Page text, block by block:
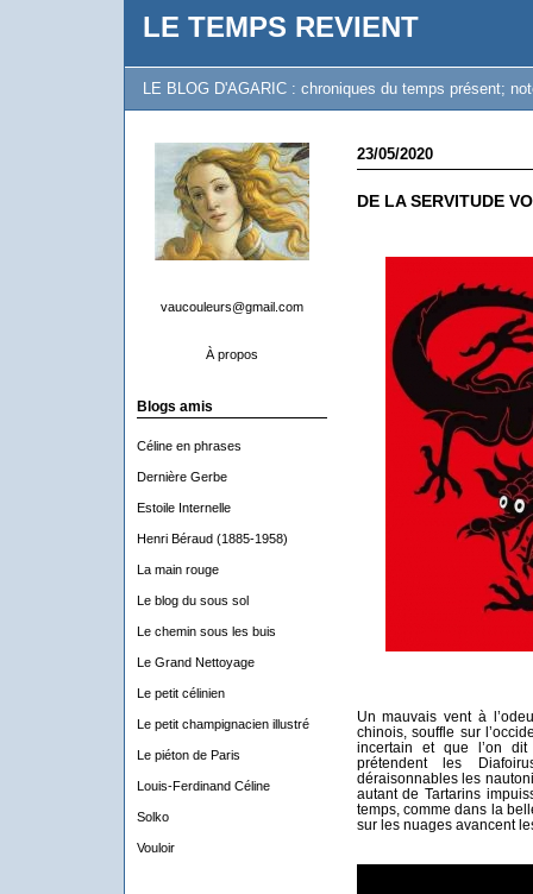
LE TEMPS REVIENT
LE BLOG D'AGARIC : chroniques du temps présent;
vaucouleurs@gmail.com
À propos
Blogs amis
Céline en phrases
Dernière Gerbe
Estoile Internelle
Henri Béraud (1885-1958)
La main rouge
Le blog du sous sol
Le chemin sous les buis
Le Grand Nettoyage
Le petit célinien
Le petit champignacien illustré
Le piéton de Paris
Louis-Ferdinand Céline
Solko
Vouloir
23/05/2020
DE LA SERVITUDE
Un mauvais vent à
chinois, souffle sur
incertain et que l’on
prétendent les
déraisonnables les
autant de Tartarins
temps, comme dans la
sur les nuages avancent